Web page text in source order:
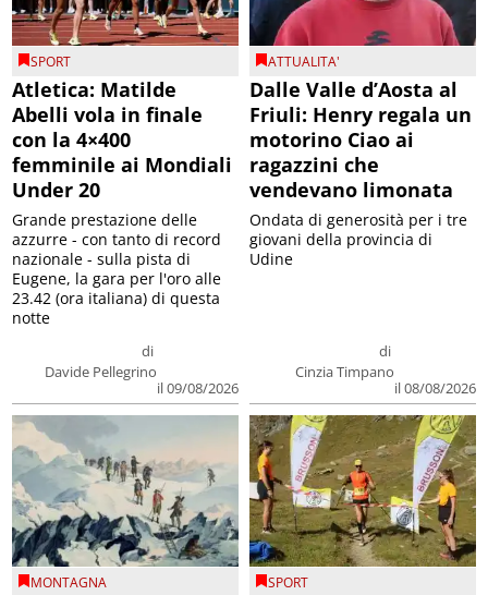
SPORT
Atletica: Matilde
Abelli vola in finale
con la 4×400
femminile ai Mondiali
Under 20
di
Davide Pellegrino
il 09/08/2026
Grande prestazione delle
azzurre - con tanto di record
nazionale - sulla pista di
Eugene, la gara per l'oro alle
23.42 (ora italiana) di questa
notte
ATTUALITA'
Dalle Valle d’Aosta al
Friuli: Henry regala un
motorino Ciao ai
ragazzini che
vendevano limonata
di
Cinzia Timpano
il 08/08/2026
Ondata di generosità per i tre
giovani della provincia di
Udine
MONTAGNA SPORT